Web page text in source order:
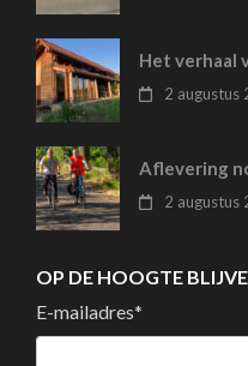
Het verhaal
2 augustus
Aflevering
2 augustus
OP DE HOOGTE
E-mailadres*